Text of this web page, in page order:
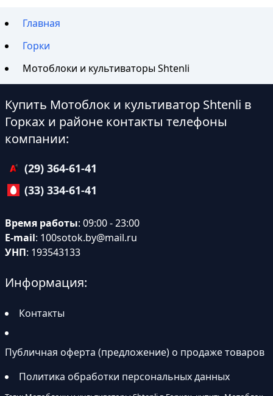
Главная
Горки
Мотоблоки и культиваторы Shtenli
Купить Мотоблок и культиватор Shtenli в
Горках и районе контакты телефоны
компании:
(29) 364-61-41
(33) 334-61-41
Время работы: 09:00 - 23:00
E-mail: 100sotok.by@mail.ru
УНП: 193543133
Информация:
Контакты
Публичная оферта (предложение) о продаже товаров
Политика обработки персональных данных